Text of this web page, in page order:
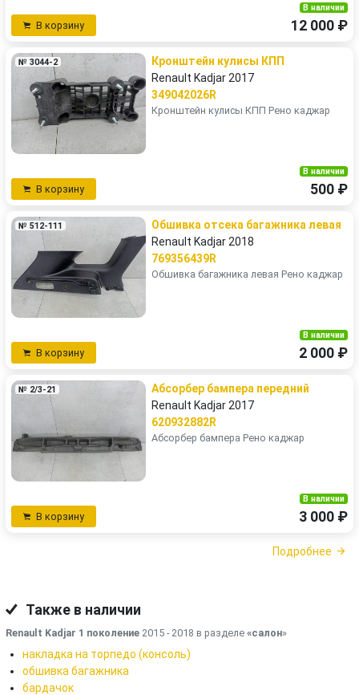
В корзину
В наличии
12 000 ₽
№ 3044-2
Кронштейн кулисы КПП
Renault Kadjar 2017
349042026R
Кронштейн кулисы КПП Рено каджар
В корзину
В наличии
500 ₽
№ 512-111
Обшивка отсека багажника левая
Renault Kadjar 2018
769356439R
Обшивка багажника левая Рено каджар
В корзину
В наличии
2 000 ₽
№ 2/3-21
Абсорбер бампера передний
Renault Kadjar 2017
620932882R
Абсорбер бампера Рено каджар
В корзину
В наличии
3 000 ₽
Подробнее
Также в наличии
Renault Kadjar 1 поколение 2015 - 2018 в разделе «салон»
накладка на торпедо (консоль)
обшивка багажника
бардачок